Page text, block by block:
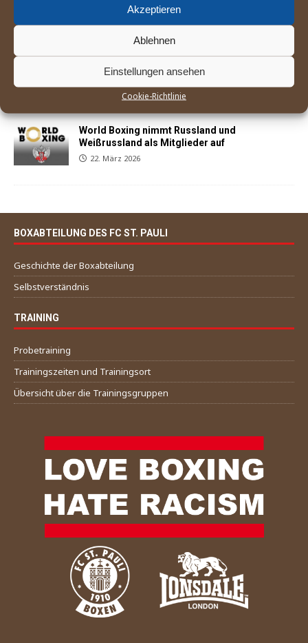
Akzeptieren
Ablehnen
Einstellungen ansehen
Cookie-Richtlinie
Sohail Koofi und Anton Hedde kehren mit
Siegen in Buxtehude auf den Kiez zurück
World Boxing nimmt Russland und
Weißrussland als Mitglieder auf
22. März 2026
BOXABTEILUNG DES FC ST. PAULI
Geschichte der Boxabteilung
Selbstverständnis
TRAINING
Probetraining
Trainingszeiten und Trainingsort
Übersicht über die Trainingsgruppen